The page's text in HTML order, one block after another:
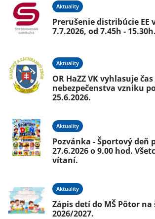
Aktuality
Prerušenie distribúcie EE
7.7.2026, od 7.45h - 15.30h.
Aktuality
OR HaZZ VK vyhlasuje
nebezpečenstva vzniku
25.6.2026.
Aktuality
Pozvánka - Športový deň
27.6.2026 o 9.00 hod.
vítaní.
Aktuality
Zápis detí do MŠ Pôtor
2026/2027.